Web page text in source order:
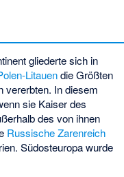
gliederte sich in
Litauendie Größten
vererbten. In diesem
sie Kaiser des
des von ihnen
Russische Zarenreich
Südosteuropa wurde